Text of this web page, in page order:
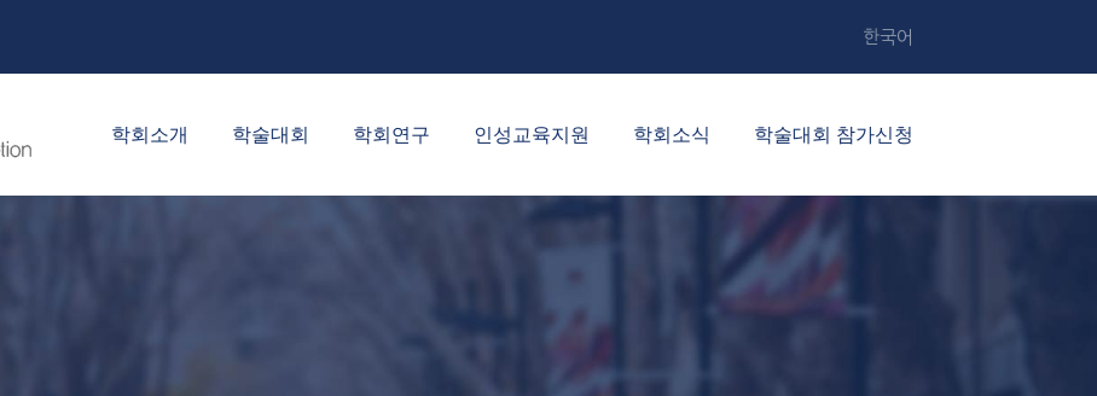
한국어
학회소개 학술대회 학회연구 인성교육지원 학회소식 학술대회 참가신청